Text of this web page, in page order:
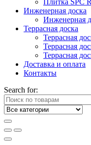
Плитка SPC
Инженерная доска
Инженерная
Террасная доска
Террасная
Террасная
Террасная
Доставка и оплата
Контакты
Search for: